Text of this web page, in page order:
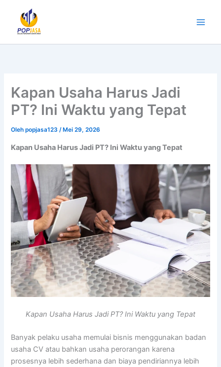
konten
Kapan Usaha Harus Jadi
PT? Ini Waktu yang Tepat
Olehpopjasa123/ Mei 29, 2026
Kapan Usaha Harus Jadi PT? Ini Waktu yang Tepat
Kapan Usaha Harus Jadi PT? Ini Waktu yang Tepat
Banyak pelaku usaha memulai bisnis menggunakan badan
usaha CV atau bahkan usaha perorangan karena
prosesnya lebih sederhana dan biaya pendiriannya lebih